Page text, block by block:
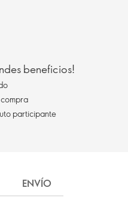
beneficios!
participante
ENVÍO